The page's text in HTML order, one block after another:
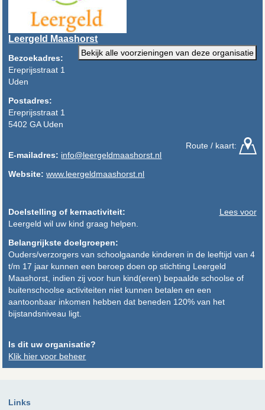
Leergeld Maashorst
Bekijk alle voorzieningen van deze organisatie
Bezoekadres:
Ereprijsstraat 1
Uden
Postadres:
Ereprijsstraat 1
5402 GA Uden
Route / kaart:
E-mailadres: info@leergeldmaashorst.nl
Website: www.leergeldmaashorst.nl
Lees voor
Doelstelling of kernactiviteit:
Leergeld wil uw kind graag helpen.
Belangrijkste doelgroepen:
Ouders/verzorgers van schoolgaande kinderen in de leeftijd van 4
t/m 17 jaar kunnen een beroep doen op stichting Leergeld
Maashorst, indien zij voor hun kind(eren) bepaalde schoolse of
buitenschoolse activiteiten niet kunnen betalen en een
aantoonbaar inkomen hebben dat beneden 120% van het
bijstandsniveau ligt.
Is dit uw organisatie?
Klik hier voor beheer
Links